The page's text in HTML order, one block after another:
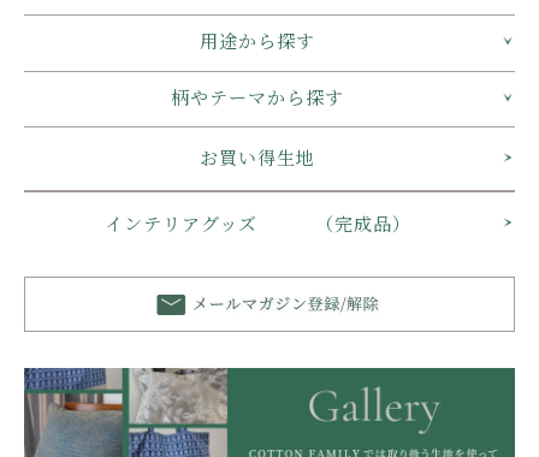
用途から探す
柄やテーマから探す
お買い得生地
インテリアグッズ （完成品）